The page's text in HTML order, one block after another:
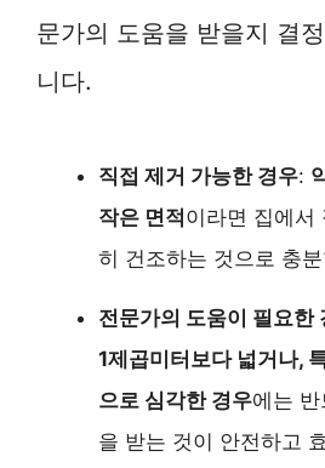
문가의 도움을 받을지 결
니다.
직접 제거 가능한 경우:
작은 면적이라면 집에서
히 건조하는 것으로 충
전문가의 도움이 필요한
1제곱미터보다 넓거나,
으로 심각한 경우에는
을 받는 것이 안전하고